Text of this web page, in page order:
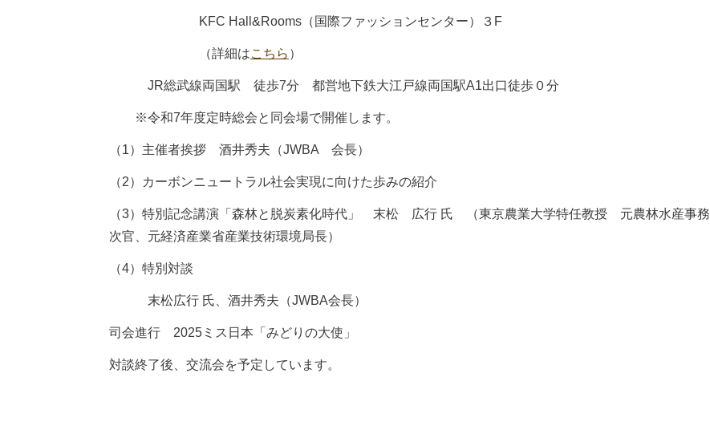
KFC Hall&Rooms（国際ファッションセンター）３F
（詳細はこちら ）
JR総武線両国駅 徒歩7分 都営地下鉄大江戸線両国駅A1出口徒歩０分
※令和7年度定時総会と同会場で開催します。
（1）主催者挨拶 酒井秀夫（JWBA 会長）
（2）カーボンニュートラル社会実現に向けた歩みの紹介
（3）特別記念講演「森林と脱炭素化時代」 末松 広行 氏 （東京農業大学特任教授 元農林水産事務
次官、元経済産業省産業技術環境局長）
（4）特別対談
末松広行 氏、酒井秀夫（JWBA会長）
司会進行 2025ミス日本「みどりの大使」
対談終了後、交流会を予定しています。